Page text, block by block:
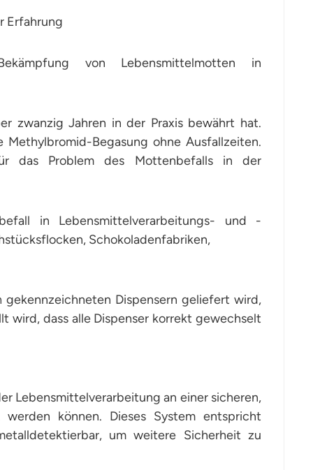
Erfahrung
von Lebensmittelmotten in
zwanzig Jahren in der Praxis bewährt hat.
Begasung ohne Ausfallzeiten.
das Problem des Mottenbefalls in der
in Lebensmittelverarbeitungs- und -
Schokoladenfabriken,
Dispensern geliefert wird,
dass alle Dispenser korrekt gewechselt
Lebensmittelverarbeitung an einer sicheren,
können. Dieses System entspricht
um weitere Sicherheit zu